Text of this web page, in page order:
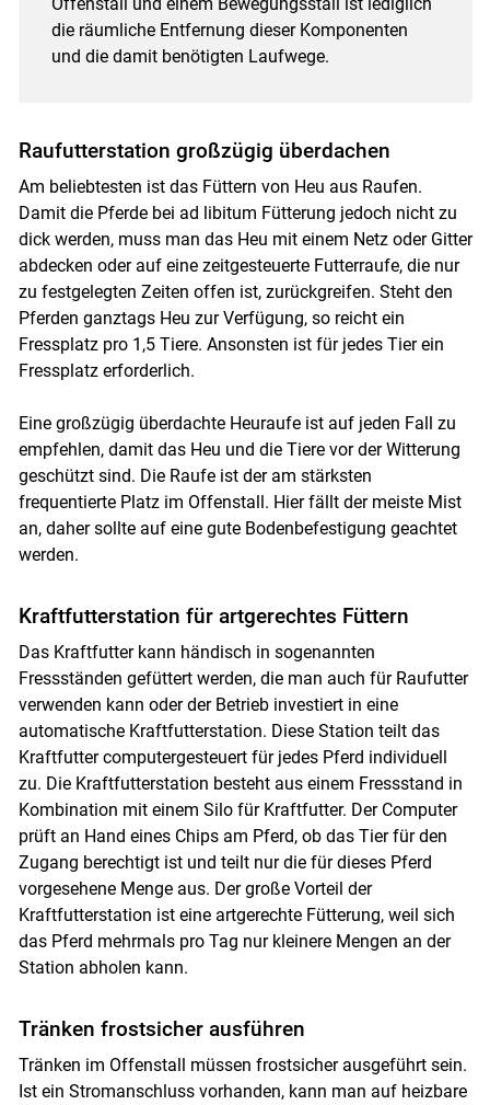
Skip to main content
die räumliche Entfernung dieser Komponenten
und die damit benötigten Laufwege.
Raufutterstation großzügig überdachen
Am beliebtesten ist das Füttern von Heu aus Raufen.
Damit die Pferde bei ad libitum Fütterung jedoch nicht zu
dick werden, muss man das Heu mit einem Netz oder Gitter
abdecken oder auf eine zeitgesteuerte Futterraufe, die nur
zu festgelegten Zeiten offen ist, zurückgreifen. Steht den
Pferden ganztags Heu zur Verfügung, so reicht ein
Fressplatz pro 1,5 Tiere. Ansonsten ist für jedes Tier ein
Fressplatz erforderlich.
Eine großzügig überdachte Heuraufe ist auf jeden Fall zu
empfehlen, damit das Heu und die Tiere vor der Witterung
geschützt sind. Die Raufe ist der am stärksten
frequentierte Platz im Offenstall. Hier fällt der meiste Mist
an, daher sollte auf eine gute Bodenbefestigung geachtet
werden.
Kraftfutterstation für artgerechtes Füttern
Das Kraftfutter kann händisch in sogenannten
Fressständen gefüttert werden, die man auch für Raufutter
verwenden kann oder der Betrieb investiert in eine
automatische Kraftfutterstation. Diese Station teilt das
Kraftfutter computergesteuert für jedes Pferd individuell
zu. Die Kraftfutterstation besteht aus einem Fressstand in
Kombination mit einem Silo für Kraftfutter. Der Computer
prüft an Hand eines Chips am Pferd, ob das Tier für den
Zugang berechtigt ist und teilt nur die für dieses Pferd
vorgesehene Menge aus. Der große Vorteil der
Kraftfutterstation ist eine artgerechte Fütterung, weil sich
das Pferd mehrmals pro Tag nur kleinere Mengen an der
Station abholen kann.
Tränken frostsicher ausführen
Tränken im Offenstall müssen frostsicher ausgeführt sein.
Ist ein Stromanschluss vorhanden, kann man auf heizbare